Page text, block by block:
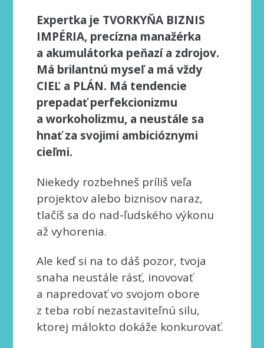
Expertka je TVORKYŇA BIZNIS
IMPÉRIA, precízna manažérka
a akumulátorka peňazí a zdrojov.
Má brilantnú myseľ a má vždy
CIEĽ a PLÁN. Má tendencie
prepadať perfekcionizmu
a workoholizmu, a neustále sa
hnať za svojimi ambicióznymi
cieľmi.
Niekedy rozbehneš príliš veľa
projektov alebo biznisov naraz,
tlačíš sa do nad-ľudského výkonu
až vyhorenia.
Ale keď si na to dáš pozor, tvoja
snaha neustále rásť, inovovať
a napredovať vo svojom obore
z teba robí nezastaviteľnú silu,
ktorej málokto dokáže konkurovať.